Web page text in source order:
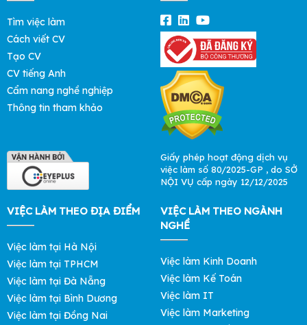
Tìm việc làm
Cách viết CV
Tạo CV
CV tiếng Anh
Cẩm nang nghề nghiệp
Thông tin tham khảo
Giấy phép hoạt động dịch vụ
việc làm số 80/2025-GP , do SỞ
NỘI VỤ cấp ngày 12/12/2025
VIỆC LÀM THEO ĐỊA ĐIỂM
Việc làm tại Hà Nội
Việc làm tại TPHCM
Việc làm tại Đà Nẵng
Việc làm tại Bình Dương
Việc làm tại Đồng Nai
VIỆC LÀM THEO NGÀNH
NGHỀ
Việc làm Kinh Doanh
Việc làm Kế Toán
Việc làm IT
Việc làm Marketing